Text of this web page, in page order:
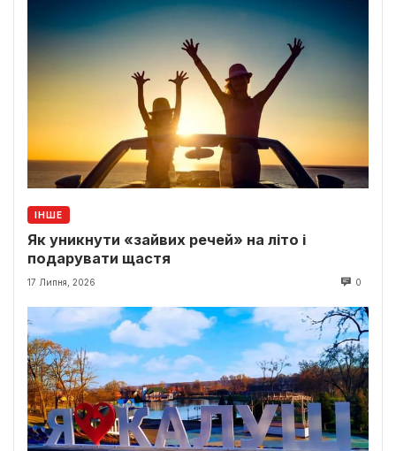
ІНШЕ
Як уникнути «зайвих речей» на літо і
подарувати щастя
17 Липня, 2026 0